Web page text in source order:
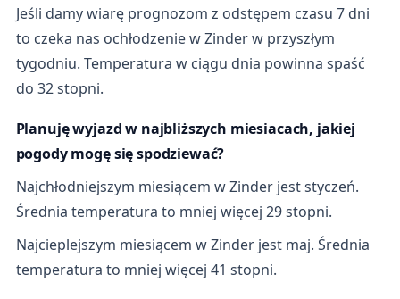
Jeśli damy wiarę prognozom z odstępem czasu 7 dni
to czeka nas ochłodzenie w Zinder w przyszłym
tygodniu. Temperatura w ciągu dnia powinna spaść
do 32 stopni.
Planuję wyjazd w najbliższych miesiacach, jakiej
pogody mogę się spodziewać?
Najchłodniejszym miesiącem w Zinder jest styczeń.
Średnia temperatura to mniej więcej 29 stopni.
Najcieplejszym miesiącem w Zinder jest maj. Średnia
temperatura to mniej więcej 41 stopni.